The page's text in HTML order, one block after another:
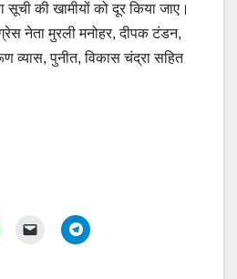
की खामीयों को दूर किया जाए।
नेता मुरली मनोहर, दीपक टंडन,
व्यास, पुनीत, विकास चंद्रा सहित